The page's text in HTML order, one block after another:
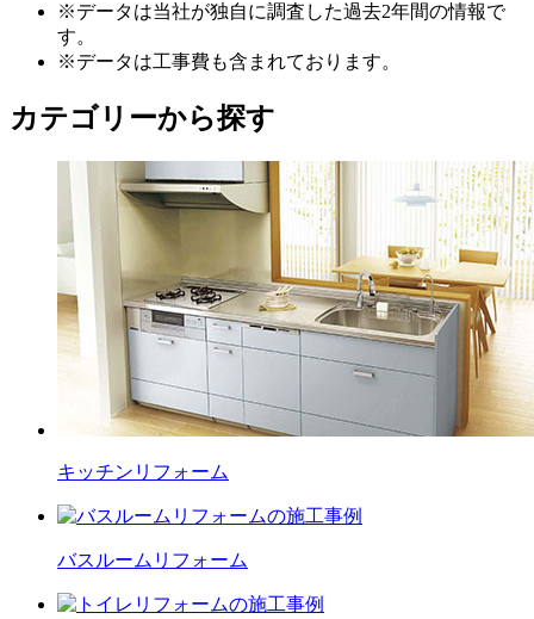
※データは当社が独自に調査した過去2年間の情報で
す。
※データは工事費も含まれております。
カテゴリーから探す
キッチン リフォーム
バスルーム リフォーム